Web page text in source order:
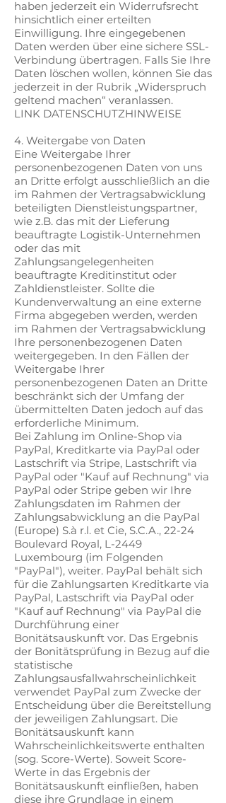
haben jederzeit ein Widerrufsrecht
hinsichtlich einer erteilten
Einwilligung. Ihre eingegebenen
Daten werden über eine sichere SSL-
Verbindung übertragen. Falls Sie Ihre
Daten löschen wollen, können Sie das
jederzeit in der Rubrik „Widerspruch
geltend machen“ veranlassen.
LINK DATENSCHUTZHINWEISE
4. Weitergabe von Daten
Eine Weitergabe Ihrer
personenbezogenen Daten von uns
an Dritte erfolgt ausschließlich an die
im Rahmen der Vertragsabwicklung
beteiligten Dienstleistungspartner,
wie z.B. das mit der Lieferung
beauftragte Logistik-Unternehmen
oder das mit
Zahlungsangelegenheiten
beauftragte Kreditinstitut oder
Zahldienstleister. Sollte die
Kundenverwaltung an eine externe
Firma abgegeben werden, werden
im Rahmen der Vertragsabwicklung
Ihre personenbezogenen Daten
weitergegeben. In den Fällen der
Weitergabe Ihrer
personenbezogenen Daten an Dritte
beschränkt sich der Umfang der
übermittelten Daten jedoch auf das
erforderliche Minimum.
Bei Zahlung im Online-Shop via
PayPal, Kreditkarte via PayPal oder
Lastschrift via Stripe, Lastschrift via
PayPal oder "Kauf auf Rechnung" via
PayPal oder Stripe geben wir Ihre
Zahlungsdaten im Rahmen der
Zahlungsabwicklung an die PayPal
(Europe) S.à r.l. et Cie, S.C.A., 22-24
Boulevard Royal, L-2449
Luxembourg (im Folgenden
"PayPal"), weiter. PayPal behält sich
für die Zahlungsarten Kreditkarte via
PayPal, Lastschrift via PayPal oder
"Kauf auf Rechnung" via PayPal die
Durchführung einer
Bonitätsauskunft vor. Das Ergebnis
der Bonitätsprüfung in Bezug auf die
statistische
Zahlungsausfallwahrscheinlichkeit
verwendet PayPal zum Zwecke der
Entscheidung über die Bereitstellung
der jeweiligen Zahlungsart. Die
Bonitätsauskunft kann
Wahrscheinlichkeitswerte enthalten
(sog. Score-Werte). Soweit Score-
Werte in das Ergebnis der
Bonitätsauskunft einfließen, haben
diese ihre Grundlage in einem